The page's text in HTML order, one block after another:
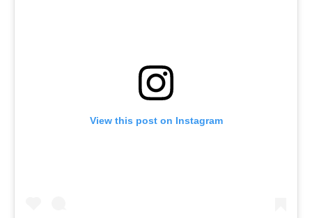
View this post on Instagram